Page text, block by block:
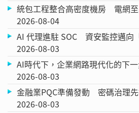
統包工程整合高密度機房 電網
2026-08-04
AI 代理進駐 SOC 資安監控邁向
2026-08-03
AI時代下，企業網路現代化的下
2026-08-03
金融業PQC準備發動 密碼治理
2026-08-03